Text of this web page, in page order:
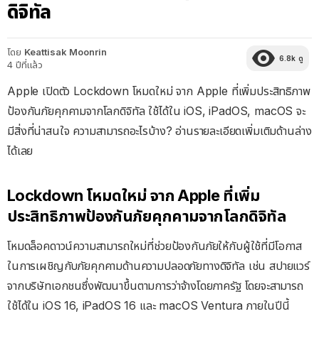
ดิจิทัล
โดย Keattisak Moonrin
4 ปีที่แล้ว
6.8k ดู
Apple เปิดตัว Lockdown โหมดใหม่ จาก Apple ที่เพิ่มประสิทธิภาพ
ป้องกันภัยคุกคามจากโลกดิจิทัล ใช้ได้ใน iOS, iPadOS, macOS จะ
มีสิ่งที่น่าสนใจ ความสามารถอะไรบ้าง? อ่านรายละเอียดเพิ่มเติมด้านล่าง
ได้เลย
Lockdown โหมดใหม่ จาก Apple ที่เพิ่ม
ประสิทธิภาพป้องกันภัยคุกคามจากโลกดิจิทัล
โหมดล็อคดาวน์ความสามารถใหม่ที่ช่วยป้องกันภัยให้กับผู้ใช้ที่มีโอกาส
ในการเผชิญกับภัยคุกคามด้านความปลอดภัยทางดิจิทัล เช่น สปายแวร์
จากบริษัทเอกชนซึ่งพัฒนาขึ้นตามการว่าจ้างโดยภาครัฐ โดยจะสามารถ
ใช้ได้ใน iOS 16, iPadOS 16 และ macOS Ventura ภายในปีนี้